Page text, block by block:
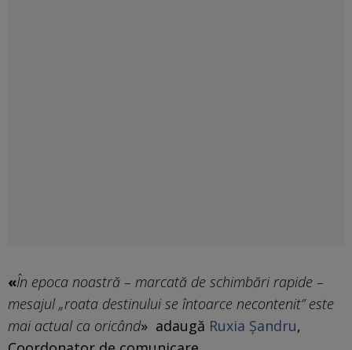
«În epoca noastră – marcată de schimbări rapide –
mesajul „roata destinului se întoarce necontenit” este
mai actual ca oricând» adaugă Ruxia Şandru,